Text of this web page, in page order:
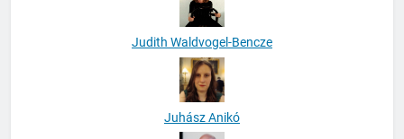
Judith Waldvogel-Bencze
Juhász Anikó